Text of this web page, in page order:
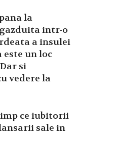
la
intr-o
a insulei
un loc
si
vedere la
ce iubitorii
sale in